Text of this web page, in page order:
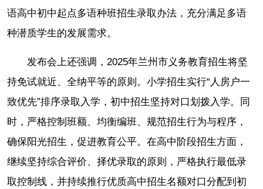
语高中初中起点多语种班招生录取办法，充分满足多语
种潜质学生的发展需求。
发布会上还强调，2025年兰州市义务教育招生将坚
持免试就近、全纳平等的原则。小学招生实行“人房户一
致优先”排序录取入学，初中招生坚持对口划拨入学。同
时，严格控制班额、均衡编班、规范招生行为与程序，
确保阳光招生，促进教育公平。在高中阶段招生方面，
继续坚持综合评价、择优录取的原则，严格执行最低录
取控制线，并持续推行优质高中招生名额对口分配到初